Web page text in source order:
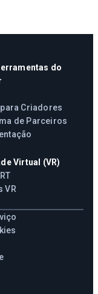
do
Criadores
de Parceiros
Virtual (VR)
VR